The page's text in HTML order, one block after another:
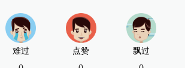
难过 点赞 飘过